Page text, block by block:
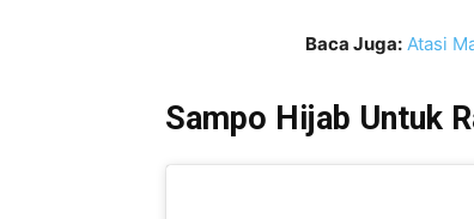
Baca Juga: Atasi
Sampo Hijab Untuk